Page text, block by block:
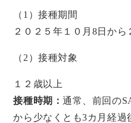
（1）接種期間
２０２５年１０月8日から
（2）接種対象
１２歳以上
接種時期：通常、前回の
から少なくとも3カ月経過